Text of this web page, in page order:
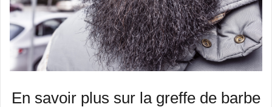
En savoir plus sur la greffe de barbe